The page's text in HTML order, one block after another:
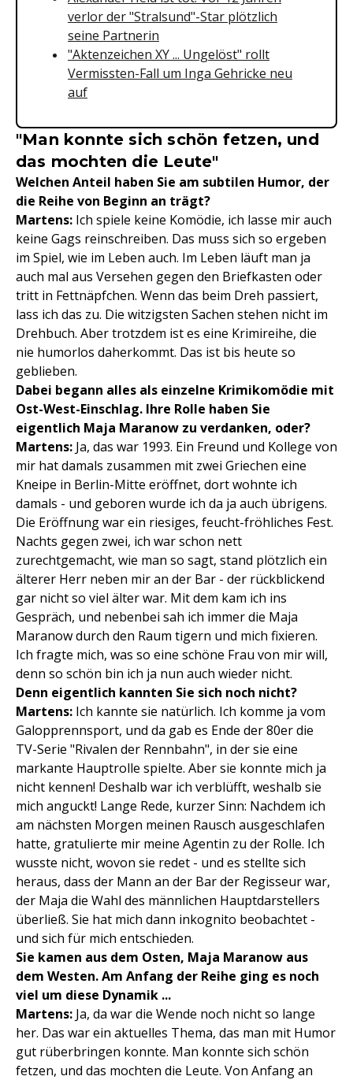
verlor der "Stralsund"-Star plötzlich
seine Partnerin
"Aktenzeichen XY ... Ungelöst" rollt
Vermissten-Fall um Inga Gehricke neu
auf
"Man konnte sich schön fetzen, und
das mochten die Leute"
Welchen Anteil haben Sie am subtilen Humor, der
die Reihe von Beginn an trägt?
Martens: Ich spiele keine Komödie, ich lasse mir auch
keine Gags reinschreiben. Das muss sich so ergeben
im Spiel, wie im Leben auch. Im Leben läuft man ja
auch mal aus Versehen gegen den Briefkasten oder
tritt in Fettnäpfchen. Wenn das beim Dreh passiert,
lass ich das zu. Die witzigsten Sachen stehen nicht im
Drehbuch. Aber trotzdem ist es eine Krimireihe, die
nie humorlos daherkommt. Das ist bis heute so
geblieben.
Dabei begann alles als einzelne Krimikomödie mit
Ost-West-Einschlag. Ihre Rolle haben Sie
eigentlich Maja Maranow zu verdanken, oder?
Martens: Ja, das war 1993. Ein Freund und Kollege von
mir hat damals zusammen mit zwei Griechen eine
Kneipe in Berlin-Mitte eröffnet, dort wohnte ich
damals - und geboren wurde ich da ja auch übrigens.
Die Eröffnung war ein riesiges, feucht-fröhliches Fest.
Nachts gegen zwei, ich war schon nett
zurechtgemacht, wie man so sagt, stand plötzlich ein
älterer Herr neben mir an der Bar - der rückblickend
gar nicht so viel älter war. Mit dem kam ich ins
Gespräch, und nebenbei sah ich immer die Maja
Maranow durch den Raum tigern und mich fixieren.
Ich fragte mich, was so eine schöne Frau von mir will,
denn so schön bin ich ja nun auch wieder nicht.
Denn eigentlich kannten Sie sich noch nicht?
Martens: Ich kannte sie natürlich. Ich komme ja vom
Galopprennsport, und da gab es Ende der 80er die
TV-Serie "Rivalen der Rennbahn", in der sie eine
markante Hauptrolle spielte. Aber sie konnte mich ja
nicht kennen! Deshalb war ich verblüfft, weshalb sie
mich anguckt! Lange Rede, kurzer Sinn: Nachdem ich
am nächsten Morgen meinen Rausch ausgeschlafen
hatte, gratulierte mir meine Agentin zu der Rolle. Ich
wusste nicht, wovon sie redet - und es stellte sich
heraus, dass der Mann an der Bar der Regisseur war,
der Maja die Wahl des männlichen Hauptdarstellers
überließ. Sie hat mich dann inkognito beobachtet -
und sich für mich entschieden.
Sie kamen aus dem Osten, Maja Maranow aus
dem Westen. Am Anfang der Reihe ging es noch
viel um diese Dynamik ...
Martens: Ja, da war die Wende noch nicht so lange
her. Das war ein aktuelles Thema, das man mit Humor
gut rüberbringen konnte. Man konnte sich schön
fetzen, und das mochten die Leute. Von Anfang an